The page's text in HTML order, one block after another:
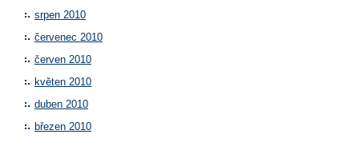
srpen 2010
červenec 2010
červen 2010
květen 2010
duben 2010
březen 2010